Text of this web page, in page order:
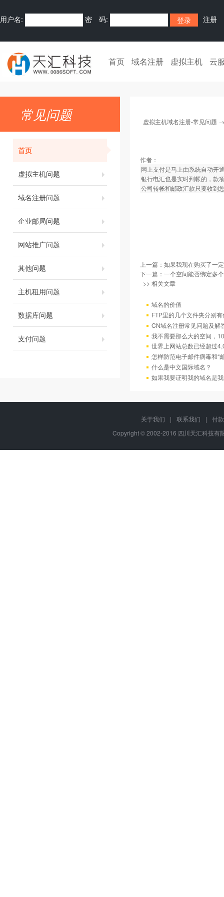
用户名: 密 码: 注册
首页 域名注册 虚拟主机 云
常见问题
首页
虚拟主机问题
域名注册问题
企业邮局问题
网站推广问题
其他问题
主机租用问题
数据库问题
支付问题
虚拟主机域名注册-常见问题
作者：
网上支付是马上由系统自动开
银行电汇也是实时到帐的，款
公司转帐和邮政汇款只要收到
上一篇： 如果我现在购买了一
下一篇： 一个空间能否绑定多
>> 相关文章
域名的价值
FTP里的几个文件夹分别
CN域名注册常见问题及解
我不需要那么大的空间，
世界上网站总数已经超过
怎样防范电子邮件病毒和“
什么是中文国际域名？
如果我要证明我的域名是
关于我们 | 联系我们 |
付
Copyright © 2002-2016 四川天汇科技